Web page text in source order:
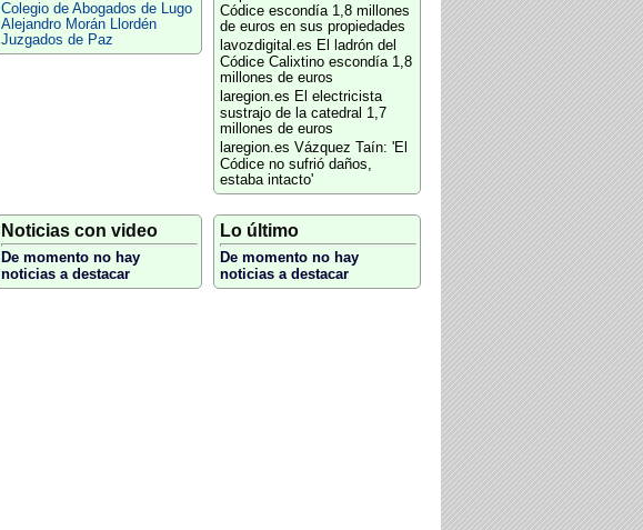
Colegio de Abogados de Lugo
Alejandro Morán Llordén
Juzgados de Paz
Códice escondía 1,8 millones
de euros en sus propiedades
lavozdigital.es El ladrón del
Códice Calixtino escondía 1,8
millones de euros
laregion.es El electricista
sustrajo de la catedral 1,7
millones de euros
laregion.es Vázquez Taín: 'El
Códice no sufrió daños,
estaba intacto'
Noticias con video
De momento no hay
noticias a destacar
Lo último
De momento no hay
noticias a destacar